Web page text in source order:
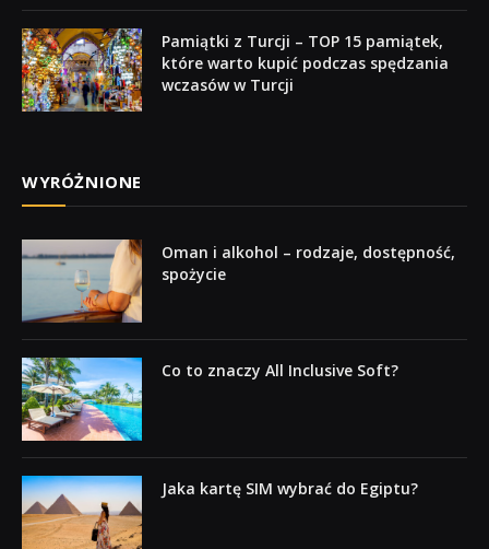
Pamiątki z Turcji – TOP 15 pamiątek,
które warto kupić podczas spędzania
wczasów w Turcji
WYRÓŻNIONE
Oman i alkohol – rodzaje, dostępność,
spożycie
Co to znaczy All Inclusive Soft?
Jaka kartę SIM wybrać do Egiptu?